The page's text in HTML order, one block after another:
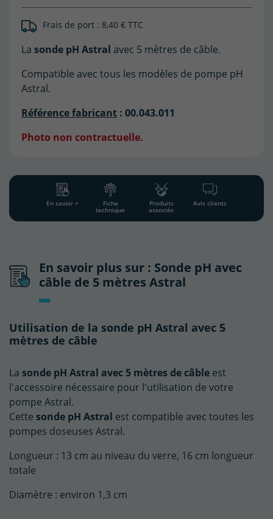
(18 avis)
Frais de port : 8,40 € TTC
La sonde pH Astral avec 5 mètres de câble.
Compatible avec tous les modèles de pompe pH
Astral.
Référence fabricant : 00.043.011
Photo non contractuelle.
En savoir + Fiche
technique
Produits
associés
Avis clients
En savoir plus sur : Sonde pH avec
câble de 5 mètres Astral
Utilisation de la sonde pH Astral avec 5
mètres de câble
La sonde pH Astral avec 5 mètres de câble est
l'accessoire nécessaire pour l'utilisation de votre
pompe Astral.
Cette sonde pH Astral est compatible avec toutes les
pompes doseuses Astral.
Longueur : 13 cm au niveau du verre, 16 cm longueur
totale
Diamètre : environ 1,3 cm